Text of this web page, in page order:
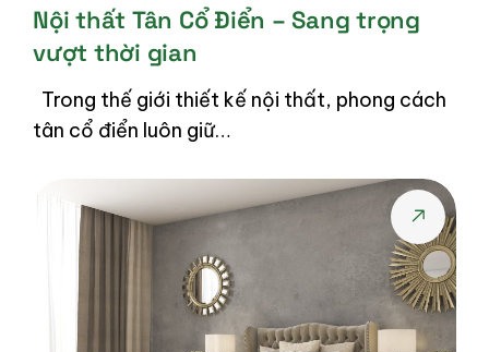
Nội thất Tân Cổ Điển – Sang trọng
vượt thời gian
Trong thế giới thiết kế nội thất, phong cách
tân cổ điển luôn giữ…